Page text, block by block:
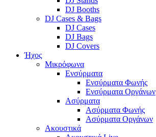
DJ Booths
DJ Cases & Bags
DJ Cases
DJ Bags
DJ Covers
Ήχος
Μικρόφωνα
Ενσύρματα
Ενσύρματα Φωνής
Ενσύρματα Οργάνων
Ασύρματα
Ασύρματα Φωνής
Ασύρματα Οργάνων
Ακουστικά